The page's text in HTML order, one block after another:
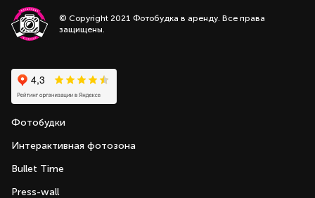
© Copyright 2021 Фотобудка в аренду. Все права
защищены.
Фотобудки
Интерактивная фотозона
Bullet Time
Press-wall